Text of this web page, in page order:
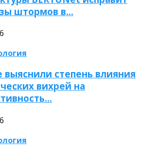
штормов в…
выяснили степень влияния
вихрей на